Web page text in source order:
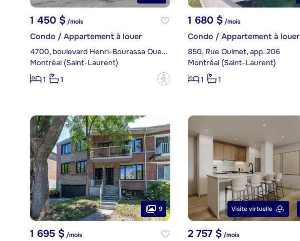
1 450 $/mois
Condo / Appartement à louer
4700, boulevard Henri-Bourassa Ouest, app. 105
Montréal (Saint-Laurent)
1
1 ?
1 680 $/mois
Condo / Appartement à louer
850, Rue Ouimet, app. 206
Montréal (Saint-Laurent)
1
1
9
1 695 $/mois
Visite virtuelle
2 757 $/mois